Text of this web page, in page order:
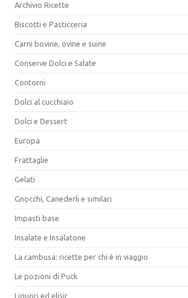
Archivio Ricette
Biscotti e Pasticceria
Carni bovine, ovine e suine
Conserve Dolci e Salate
Contorni
Dolci al cucchiaio
Dolci e Dessert
Europa
Frattaglie
Gelati
Gnocchi, Canederli e similari
Impasti base
Insalate e Insalatone
La cambusa: ricette per chi è in viaggio
Le pozioni di Puck
Liquori ed elisir